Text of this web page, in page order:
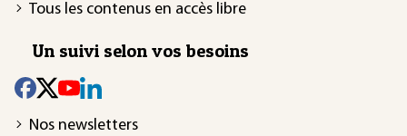
Tous les contenus en accès libre
Un suivi selon vos besoins
Nos newsletters